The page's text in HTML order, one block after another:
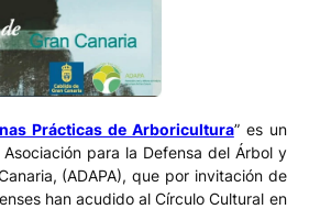
Prácticas de Arboricultura” es un
para la Defensa del Árbol y
(ADAPA), que por invitación de
han acudido al Círculo Cultural en